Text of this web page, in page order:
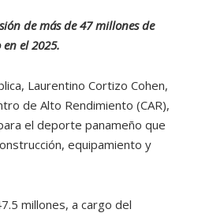
de más de 47 millones de
el 2025.
Laurentino Cortizo Cohen,
de Alto Rendimiento (CAR),
el deporte panameño que
equipamiento y
millones, a cargo del